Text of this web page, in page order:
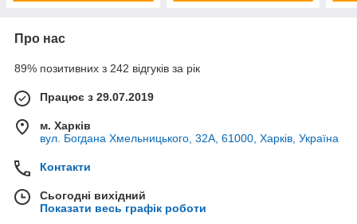
Про нас
89% позитивних з 242 відгуків за рік
Працює з 29.07.2019
м. Харків
вул. Богдана Хмельницького, 32А, 61000, Харків, Україна
Контакти
Сьогодні вихідний
Показати весь графік роботи